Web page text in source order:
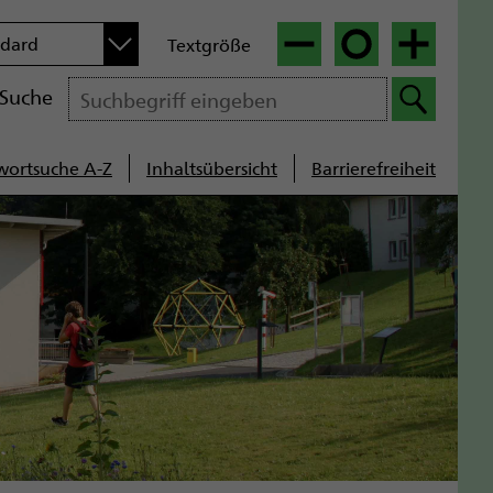
Textgröße
Suche
A-Z Inhaltsübersicht Barrierefreiheit